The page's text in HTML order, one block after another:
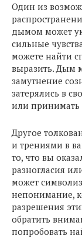
Один из
дымом может
сильные
можете найти
выразить. Дым
замутнение
затерялись в
или
Другое
и трениями в
то, что вы
разногласия
может
непонимание,
разрешения
обратить
попробовать